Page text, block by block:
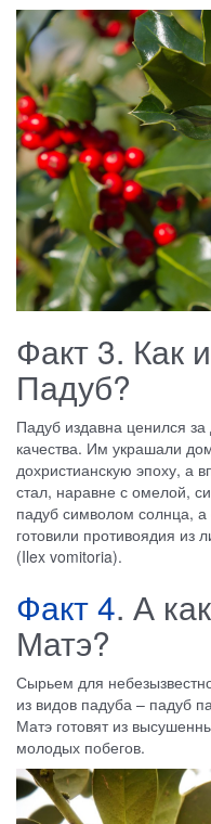
Факт 3. Как
Падуб?
Падуб издавна ценился
качества. Им украшали
дохристианскую эпоху, а
стал, наравне с омелой,
падуб символом солнца,
готовили противоядия из
(Ilex vomitoria).
Факт 4. А
Матэ?
Сырьем для
из видов падуба – падуб
Матэ готовят из
молодых побегов.